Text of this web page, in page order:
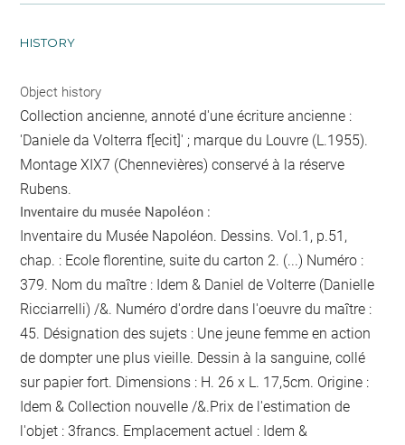
HISTORY
Object history
Collection ancienne, annoté d'une écriture ancienne :
'Daniele da Volterra f[ecit]' ; marque du Louvre (L.1955).
Montage XIX7 (Chennevières) conservé à la réserve
Rubens.
Inventaire du musée Napoléon :
Inventaire du Musée Napoléon. Dessins. Vol.1, p.51,
chap. : Ecole florentine, suite du carton 2. (...) Numéro :
379. Nom du maître : Idem & Daniel de Volterre (Danielle
Ricciarrelli) /&. Numéro d'ordre dans l'oeuvre du maître :
45. Désignation des sujets : Une jeune femme en action
de dompter une plus vieille. Dessin à la sanguine, collé
sur papier fort. Dimensions : H. 26 x L. 17,5cm. Origine :
Idem & Collection nouvelle /&.Prix de l'estimation de
l'objet : 3francs. Emplacement actuel : Idem &